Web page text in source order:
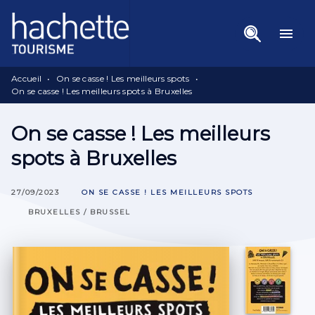
Menu Recherche
Pied De Page
menu
Accueil • On se casse ! Les meilleurs spots
•
On se casse ! Les meilleurs spots à Bruxelles
On se casse ! Les meilleurs
spots à Bruxelles
27/09/2023 ON SE CASSE ! LES MEILLEURS SPOTS
BRUXELLES / BRUSSEL